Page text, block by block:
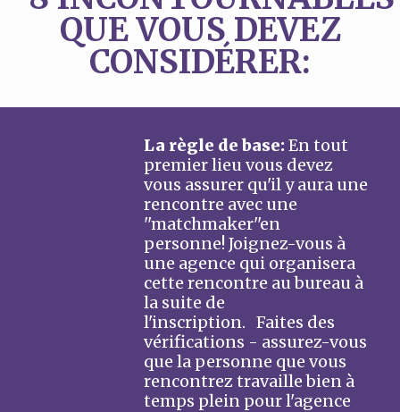
QUE VOUS DEVEZ
CONSIDÉRER:
La règle de base:En tout
premier lieu vous devez
vous assurer qu'il y aura une
rencontre avec une
''matchmaker''en
personne! Joignez-vous à
une agence qui organisera
cette rencontre au bureau à
la suite de
l'inscription. Faites des
vérifications - assurez-vous
que la personne que vous
rencontrez travaille bien à
temps plein pour l'agence